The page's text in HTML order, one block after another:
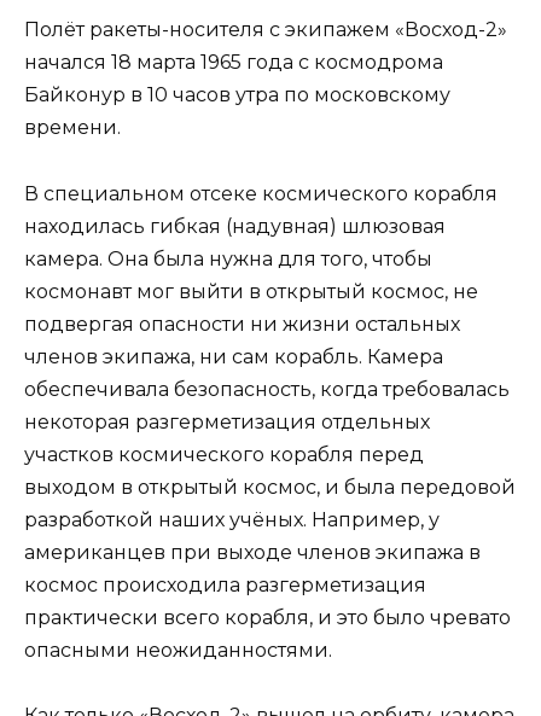
Полёт ракеты-носителя с экипажем «Восход-2»
начался 18 марта 1965 года с космодрома
Байконур в 10 часов утра по московскому
времени.
В специальном отсеке космического корабля
находилась гибкая (надувная) шлюзовая
камера. Она была нужна для того, чтобы
космонавт мог выйти в открытый космос, не
подвергая опасности ни жизни остальных
членов экипажа, ни сам корабль. Камера
обеспечивала безопасность, когда требовалась
некоторая разгерметизация отдельных
участков космического корабля перед
выходом в открытый космос, и была передовой
разработкой наших учёных. Например, у
американцев при выходе членов экипажа в
космос происходила разгерметизация
практически всего корабля, и это было чревато
опасными неожиданностями.